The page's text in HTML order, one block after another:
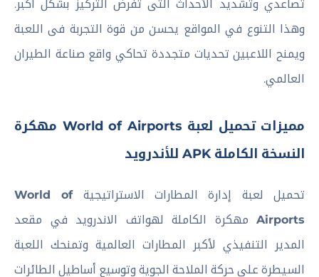
تصاعدي وتشديد الأحداث التى تفرض التركيز بشكل أكبر.
وهذا التنوع في المواقع يحسن من قوة التجربة فى اللعبة
ويمنح اللاعبين تحديات متجددة تحاكي واقع صناعة الطيران
العالمي.
مميزات تحميل لعبة World of Airports مهكرة
النسخة الكاملة APK للأندرويد
تحميل لعبة إدارة المطارات الاستراتيجيةWorld of
Airports مهكرة الكاملة لهواتف الاندرويد في مقعد
المدير التنفيذي لأكبر المطارات العالمية وتمنحك اللعبة
السيطرة على حركة الملاحة الجوية وتوسيع أساطيل الطائرات